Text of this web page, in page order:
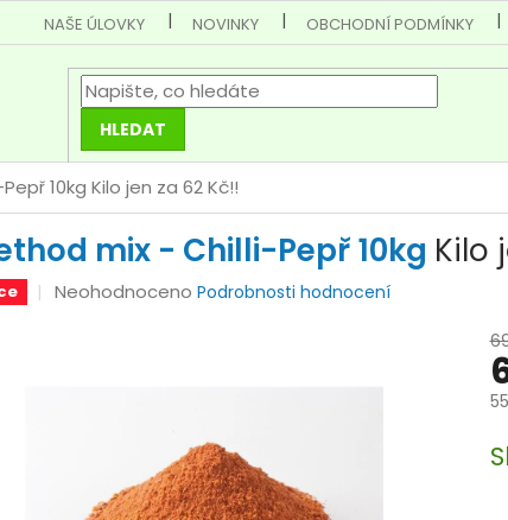
NAŠE ÚLOVKY NOVINKY OBCHODNÍ PODMÍNKY
HLEDAT
10kg Kilo jen za 62 Kč!!
mix - Chilli-Pepř 10kg Kilo
Průměrné
Neohodnoceno Podrobnosti hodnocení